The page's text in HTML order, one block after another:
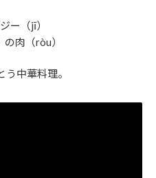
ー（jī）
肉（ròu）
中華料理。